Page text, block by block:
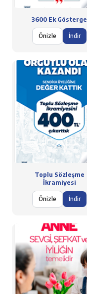
3600 Ek Gösterge
Önizle İndir
Toplu Sözleşme
İkramiyesi
Önizle İndir